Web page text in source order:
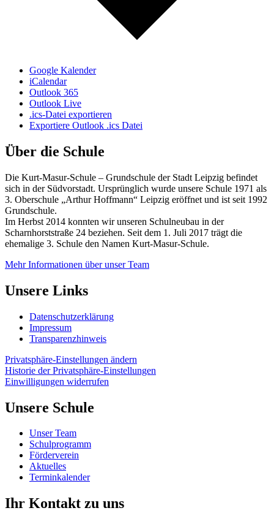
Google Kalender
iCalendar
Outlook 365
Outlook Live
.ics-Datei exportieren
Exportiere Outlook .ics Datei
Über die Schule
Die Kurt-Masur-Schule – Grundschule der Stadt Leipzig befindet
sich in der Südvorstadt. Ursprünglich wurde unsere Schule 1971 als
3. Oberschule „Arthur Hoffmann“ Leipzig eröffnet und ist seit 1992
Grundschule.
Im Herbst 2014 konnten wir unseren Schulneubau in der
Scharnhorststraße 24 beziehen. Seit dem 1. Juli 2017 trägt die
ehemalige 3. Schule den Namen Kurt-Masur-Schule.
Mehr Informationen über unser Team
Unsere Links
Datenschutzerklärung
Impressum
Transparenzhinweis
Privatsphäre-Einstellungen ändern
Historie der Privatsphäre-Einstellungen
Einwilligungen widerrufen
Unsere Schule
Unser Team
Schulprogramm
Förderverein
Aktuelles
Terminkalender
Ihr Kontakt zu uns